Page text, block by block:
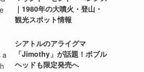
｜1980年の大噴火・登山・
観光スポット情報
シアトルのアライグマ
「Jimothy」が話題！ボブル
ヘッドも限定発売へ